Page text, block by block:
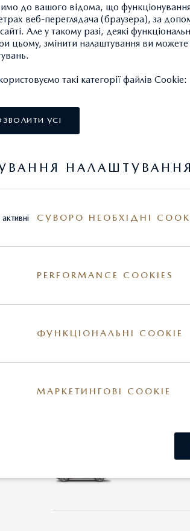
MAZDA СХ-
MAZDA CX-9
до вашого відома, що функціонування
веб-переглядача (браузера), за
Але у такому разі, деякі
цьому, змінити налаштування ви можете
такі категорії файлів Cookie:
УСІ
СУВОРО НЕОБХІДНІ
PERFORMANCE COOKIES
ФУНКЦІОНАЛЬНІ COOKIE
МАРКЕТИНГОВІ COOKIE